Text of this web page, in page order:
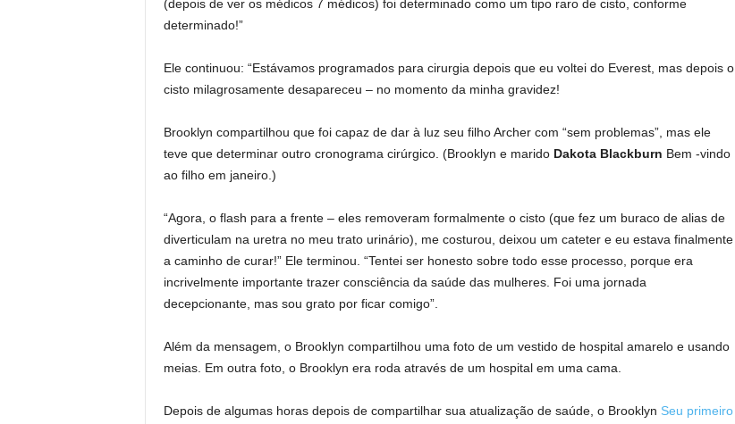
(depois de ver os médicos 7 médicos) foi determinado como um tipo raro de cisto, conforme
determinado!”
Ele continuou: “Estávamos programados para cirurgia depois que eu voltei do Everest, mas depois o
cisto milagrosamente desapareceu – no momento da minha gravidez!
Brooklyn compartilhou que foi capaz de dar à luz seu filho Archer com “sem problemas”, mas ele
teve que determinar outro cronograma cirúrgico. (Brooklyn e marido Dakota Blackburn Bem -vindo
ao filho em janeiro.)
“Agora, o flash para a frente – eles removeram formalmente o cisto (que fez um buraco de alias de
diverticulam na uretra no meu trato urinário), me costurou, deixou um cateter e eu estava finalmente
a caminho de curar!” Ele terminou. “Tentei ser honesto sobre todo esse processo, porque era
incrivelmente importante trazer consciência da saúde das mulheres. Foi uma jornada
decepcionante, mas sou grato por ficar comigo”.
Além da mensagem, o Brooklyn compartilhou uma foto de um vestido de hospital amarelo e usando
meias. Em outra foto, o Brooklyn era roda através de um hospital em uma cama.
Depois de algumas horas depois de compartilhar sua atualização de saúde, o Brooklyn Seu primeiro